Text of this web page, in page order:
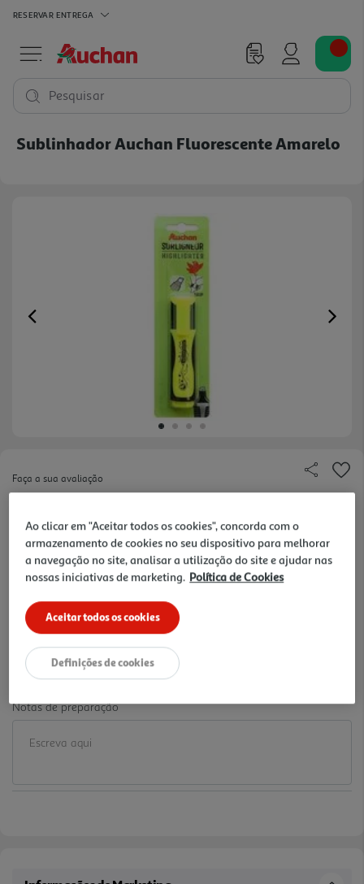
RESERVAR ENTREGA
Pesquisar
Sublinhador Auchan Fluorescente Amarelo
Previous
Faça a sua avaliação
Marcador Flurescente Auchan em cor Amarela. É
adequado para uso em quase todos os tipos de
papel. Ideal para estudantes e/ou profissionais que
têm de ler e marcar informações essenciais em
textos.
mais
0,99 €
Notas de preparação
Ao clicar em "Aceitar todos os cookies", concorda com o
armazenamento de cookies no seu dispositivo para melhorar
a navegação no site, analisar a utilização do site e ajudar nas
nossas iniciativas de marketing. Política de Cookies
Aceitar todos os cookies
Definições de cookies